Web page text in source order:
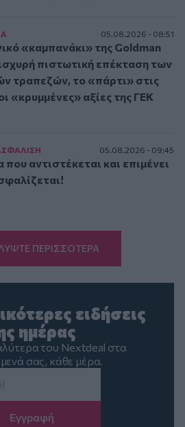
05.08.2026 - 08:51
«καμπανάκι» της Goldman
πιστωτική επέκταση των
τραπεζών, το «πάρτι» στις
«κρυμμένες» αξίες της ΓΕΚ
05.08.2026 - 09:45
που αντιστέκεται και επιμένει
ΠΕΡΙΣΣΟΤΕΡΑ
ειδήσεις
ημέρας
του Nextdeal στα
σας, κάθε μέρα.